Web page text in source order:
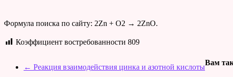
Формула поиска по сайту: 2Zn + O2 → 2ZnO.
Коэффициент востребованности 809
← Реакция взаимодействия цинка и азотной кислоты
Вам